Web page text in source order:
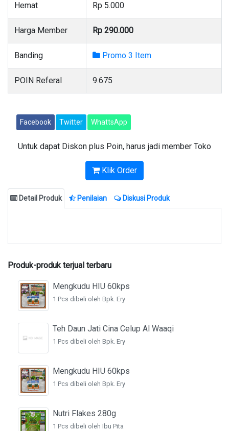
Hemat Rp 5.000
Harga Member Rp 290.000
Banding Promo 3 Item
POIN Referal 9.675
Facebook Twitter WhattsApp
Untuk dapat Diskon plus Poin, harus jadi member Toko
Klik Order
Detail Produk Penilaian Diskusi Produk
Produk-produk terjual terbaru
Mengkudu HIU 60kps
1 Pcs dibeli oleh Bpk. Ery
Teh Daun Jati Cina Celup Al Waaqi
1 Pcs dibeli oleh Bpk. Ery
Mengkudu HIU 60kps
1 Pcs dibeli oleh Bpk. Ery
Nutri Flakes 280g
1 Pcs dibeli oleh Ibu Pita